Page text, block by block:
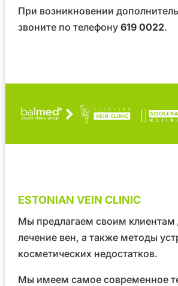
При возникновении
звоните по телефону619 0022.
ESTONIAN VEIN CLINIC
Мы предлагаем своим клиентам
лечение вен, а также методы
косметических недостатков.
Мы имеем самое современное